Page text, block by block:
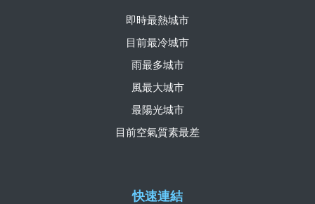
快速連結
即時最熱城市
目前最冷城市
雨最多城市
風最大城市
最陽光城市
目前空氣質素最差